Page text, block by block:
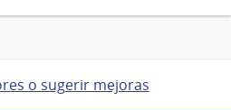
o sugerir mejoras